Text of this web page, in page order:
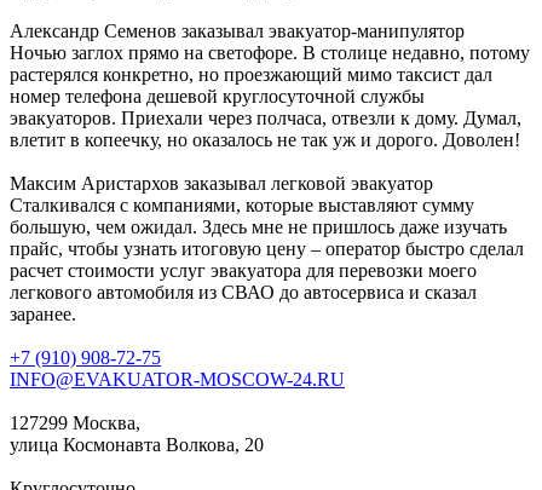
Александр Семенов заказывал эвакуатор-манипулятор
Ночью заглох прямо на светофоре. В столице недавно, потому
растерялся конкретно, но проезжающий мимо таксист дал
номер телефона дешевой круглосуточной службы
эвакуаторов. Приехали через полчаса, отвезли к дому. Думал,
влетит в копеечку, но оказалось не так уж и дорого. Доволен!
Максим Аристархов заказывал легковой эвакуатор
Сталкивался с компаниями, которые выставляют сумму
большую, чем ожидал. Здесь мне не пришлось даже изучать
прайс, чтобы узнать итоговую цену – оператор быстро сделал
расчет стоимости услуг эвакуатора для перевозки моего
легкового автомобиля из СВАО до автосервиса и сказал
заранее.
+7 (910) 908-72-75
INFO@EVAKUATOR-MOSCOW-24.RU
127299 Москва,
улица Космонавта Волкова, 20